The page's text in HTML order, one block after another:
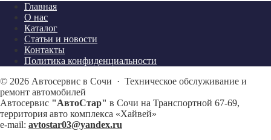
Главная
О нас
Каталог
Статьи и новости
Контакты
Политика конфиденциальности
© 2026 Автосервис в Сочи · Техническое обслуживание и
ремонт автомобилей
Автосервис "АвтоСтар" в Сочи на Транспортной 67-69,
территория авто комплекса «Хайвей»
e-mail: avtostar03@yandex.ru